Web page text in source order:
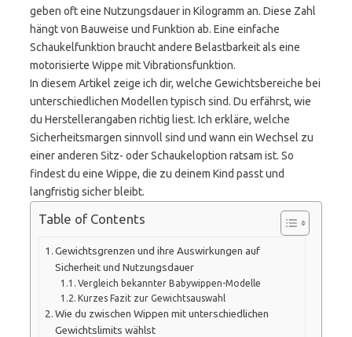
geben oft eine Nutzungsdauer in Kilogramm an. Diese Zahl
hängt von Bauweise und Funktion ab. Eine einfache
Schaukelfunktion braucht andere Belastbarkeit als eine
motorisierte Wippe mit Vibrationsfunktion.
In diesem Artikel zeige ich dir, welche Gewichtsbereiche bei
unterschiedlichen Modellen typisch sind. Du erfährst, wie
du Herstellerangaben richtig liest. Ich erkläre, welche
Sicherheitsmargen sinnvoll sind und wann ein Wechsel zu
einer anderen Sitz- oder Schaukeloption ratsam ist. So
findest du eine Wippe, die zu deinem Kind passt und
langfristig sicher bleibt.
Table of Contents
Gewichtsgrenzen und ihre Auswirkungen auf
Sicherheit und Nutzungsdauer
Vergleich bekannter Babywippen-Modelle
Kurzes Fazit zur Gewichtsauswahl
Wie du zwischen Wippen mit unterschiedlichen
Gewichtslimits wählst